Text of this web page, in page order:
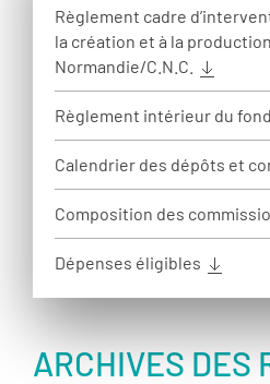
Règlement cadre
la création et à la
Normandie/C.N.C.
Règlement intérieur du
Calendrier des dépôts et
Composition des
Dépenses éligibles
ARCHIVES DES